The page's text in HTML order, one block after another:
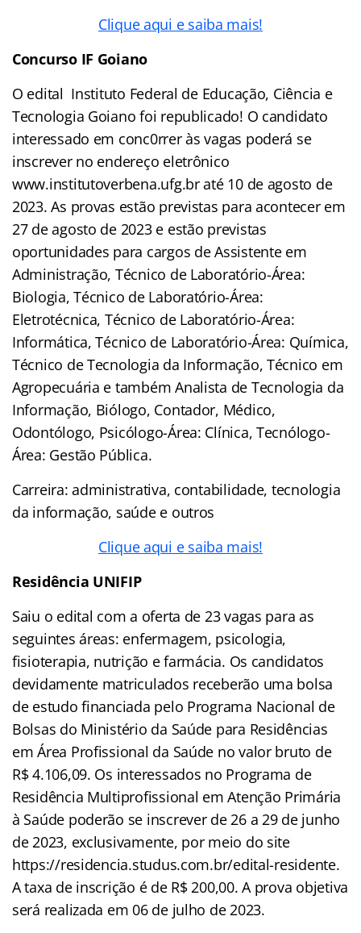
Clique aqui e saiba mais!
Concurso IF Goiano
O edital Instituto Federal de Educação, Ciência e
Tecnologia Goiano foi republicado! O candidato
interessado em conc0rrer às vagas poderá se
inscrever no endereço eletrônico
www.institutoverbena.ufg.br até 10 de agosto de
2023. As provas estão previstas para acontecer em
27 de agosto de 2023 e estão previstas
oportunidades para cargos de Assistente em
Administração, Técnico de Laboratório-Área:
Biologia, Técnico de Laboratório-Área:
Eletrotécnica, Técnico de Laboratório-Área:
Informática, Técnico de Laboratório-Área: Química,
Técnico de Tecnologia da Informação, Técnico em
Agropecuária e também Analista de Tecnologia da
Informação, Biólogo, Contador, Médico,
Odontólogo, Psicólogo-Área: Clínica, Tecnólogo-
Área: Gestão Pública.
Carreira: administrativa, contabilidade, tecnologia
da informação, saúde e outros
Clique aqui e saiba mais!
Residência UNIFIP
Saiu o edital com a oferta de 23 vagas para as
seguintes áreas: enfermagem, psicologia,
fisioterapia, nutrição e farmácia. Os candidatos
devidamente matriculados receberão uma bolsa
de estudo financiada pelo Programa Nacional de
Bolsas do Ministério da Saúde para Residências
em Área Profissional da Saúde no valor bruto de
R$ 4.106,09. Os interessados no Programa de
Residência Multiprofissional em Atenção Primária
à Saúde poderão se inscrever de 26 a 29 de junho
de 2023, exclusivamente, por meio do site
https://residencia.studus.com.br/edital-residente.
A taxa de inscrição é de R$ 200,00. A prova objetiva
será realizada em 06 de julho de 2023.